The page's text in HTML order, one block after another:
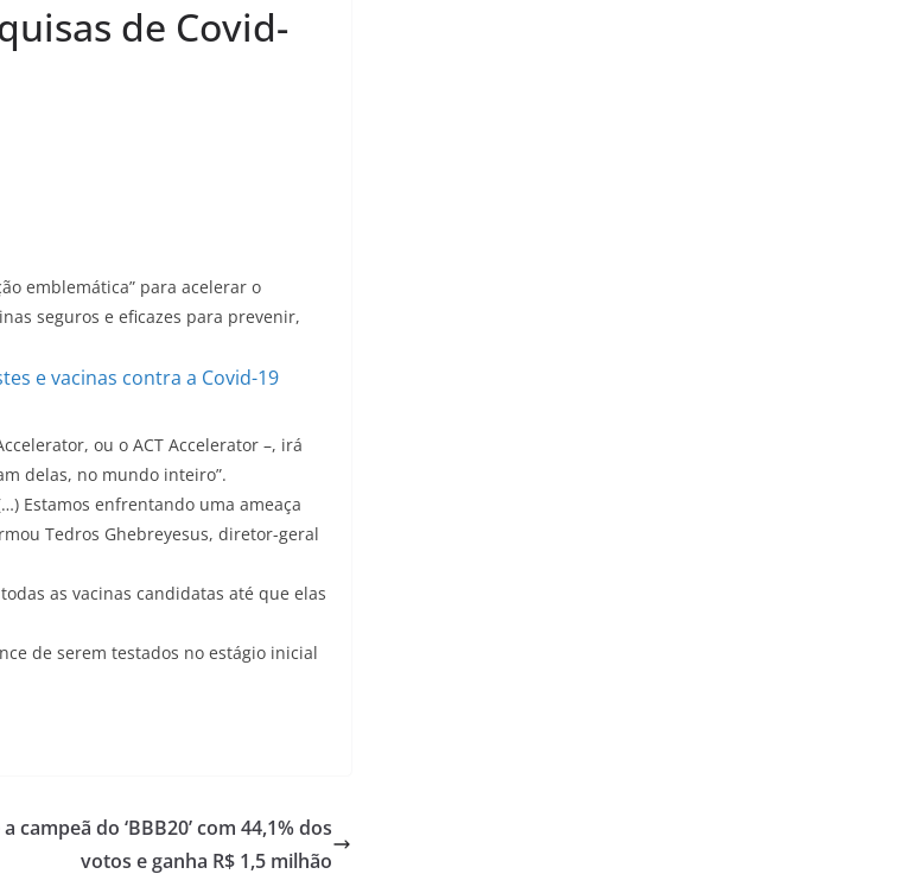
de Covid-
emblemática” para acelerar o
seguros e eficazes para prevenir,
e vacinas contra a Covid-19
ou o ACT Accelerator –, irá
delas, no mundo inteiro”.
Estamos enfrentando uma ameaça
Tedros Ghebreyesus, diretor-geral
as vacinas candidatas até que elas
de serem testados no estágio inicial
campeã do ‘BBB20’ com 44,1% dos
votos e ganha R$ 1,5 milhão